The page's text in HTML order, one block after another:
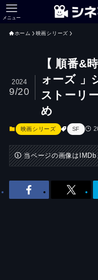
メニュー
ホーム 映画シリーズ
【 順番&
ォーズ 」
ストーリ
め
2024
9/20
映画シリーズ SF
当ページの画像は